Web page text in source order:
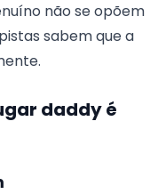
não se opõem
sabem que a
daddy é